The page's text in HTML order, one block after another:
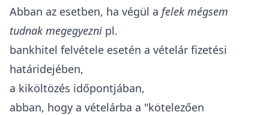
Abban az esetben, ha végül a felek mégsem
tudnak megegyezni pl.
bankhitel felvétele esetén a vételár fizetési
határidejében,
a kiköltözés időpontjában,
abban, hogy a vételárba a "kötelezően